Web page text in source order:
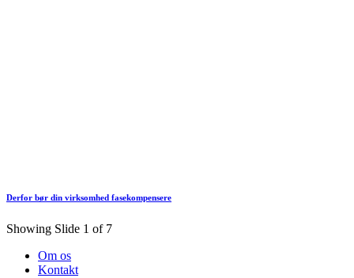
Derfor bør din virksomhed fasekompensere
Showing Slide 1 of 7
Om os
Kontakt